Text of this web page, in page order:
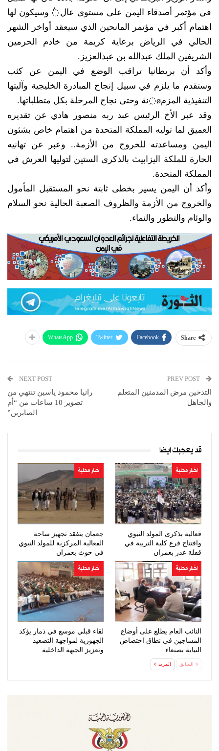
في مؤتمر أصدقاء اليمن على مستوى عال◌ُ وسيكون لها
اهتمام أكبر في مؤتمر المانحين الذي سيعقد أواخر الشهر
الحالي في الرياض برعاية كريمة من خادم الحرمين
الشريفين الملك عبدالله بن عبدالعزيز.
وأكد أن بريطانيا تراقب الوضع في اليمن عن كثب
وستقدم ما يلزم في سبيل إنجاح المبادرة الخليجية وآليتها
التنفيذية المزمø◌ِنة وحتى نجاح المرحلة بكل متطلباتها.
وقد عبر الأخ الرئيس عبد ربه منصور هادي عن تقديره
العميق لما توليه المملكة المتحدة من اهتمام خاص بشئون
اليمن ومساعدته للخروج من الأزمة.. وعبر عن تهانيه
الحارة للملكة اليزابيث بالذكرى الستين لتوليها العرش في
المملكة المتحدة.
وأكد أن اليمن يسير بخطى ثابتة نحو المستقبل المأمول
والخروج من الأزمة والظروف الصعبة الحالية نحو السلام
والوئام والتطور والنماء.
Share
Facebook
Twitter
WhatsApp
التدخين مرض المدمنين المتعلم
والجاهل
NEXT POST
رانيا محمود ياسين تنتهي من
تصوير 10 ساعات من “أم
الصابرين”
قد يعجبك ايضا
اخبار محلية
فعالية بذكرى المولد النبوي
وافتتاح فرع كلية التربية في
قفلة عذر بعمران
اخبار محلية
جعمان يتفقد تجهيز ساحة
الفعالية المركزية للمولد النبوي
في حوث بعمران
اخبار محلية
النائب العام يطلع على أوضاع
المساجين في نطاق اختصاص
النيابة بصنعاء
اخبار محلية
لقاء قبلي موسع في ذمار يؤكد
الجهوزية لمواجهة التصعيد
وتعزيز الجبهة الداخلية
السابق المزيد